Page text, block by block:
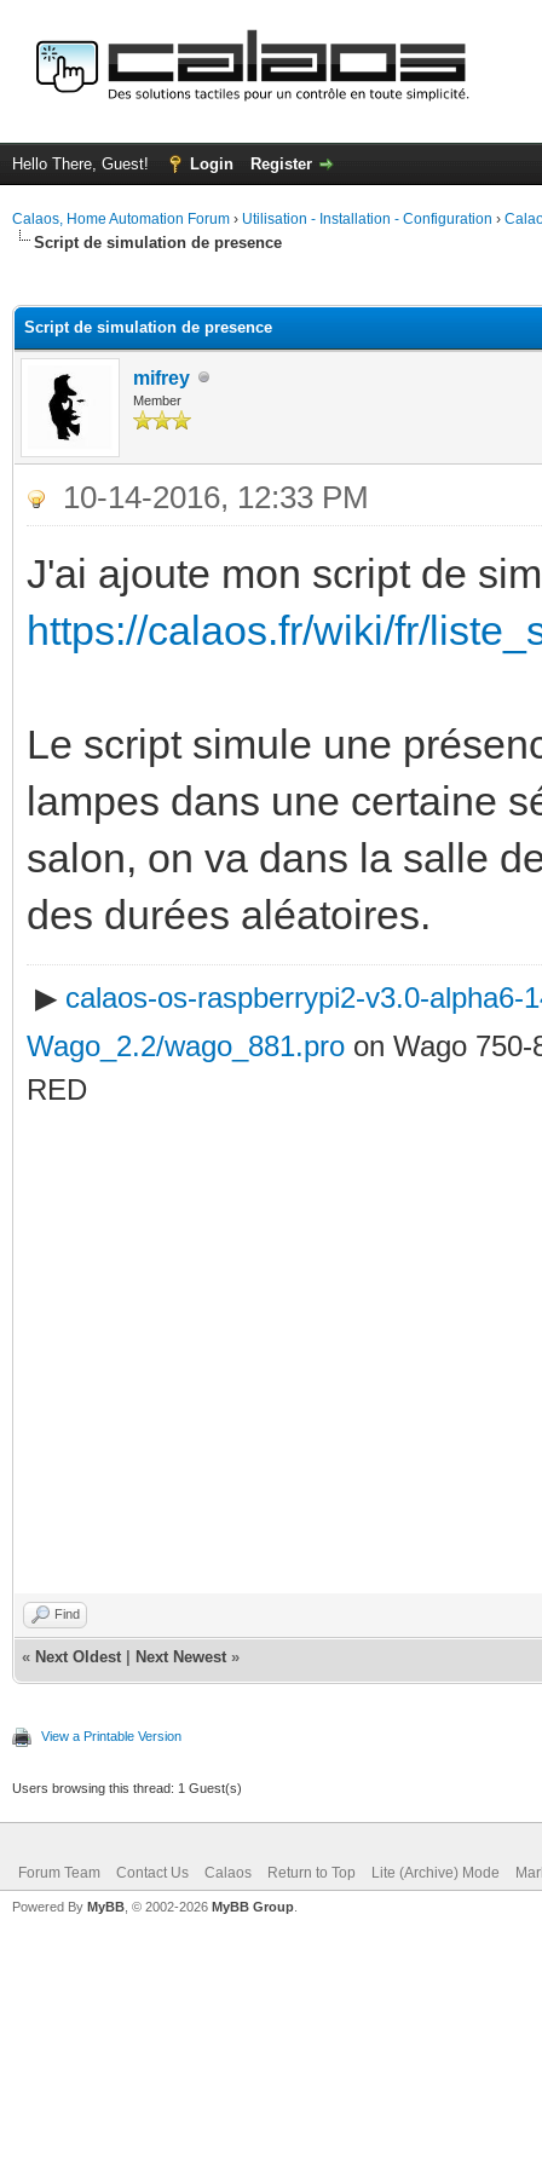
Hello There, Guest! Login Register
Calaos, Home Automation Forum › Utilisation - Installation - Configuration ›
Script de simulation de presence
Script de simulation de presence
mifrey
Member
10-14-2016, 12:33 PM
J'ai ajoute mon script de
https://calaos.fr/wiki/fr/
Le script simule une
lampes dans une certaine
salon, on va dans la salle
des durées aléatoires.
▶ calaos-os-raspberrypi2-v3.0-alpha6-
Wago_2.2/wago_881.pro on Wago 750-
RED
Find
« Next Oldest Next Newest »
View a Printable Version
Users browsing this thread: 1 Guest(s)
Forum Team Contact Us Calaos Return to Top Lite (Archive) Mode
Powered By MyBB , © 2002-2026 MyBB Group